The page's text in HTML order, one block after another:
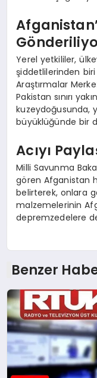
Yerel yetkililer,
şiddetlilerinden
Araştırmalar
Pakistan sınırı
kuzeydoğusunda,
büyüklüğünde bir
Acıyı
Milli Savunma
gören Afganistan
belirterek, onlara
malzemelerinin
depremzedelere
Benzer